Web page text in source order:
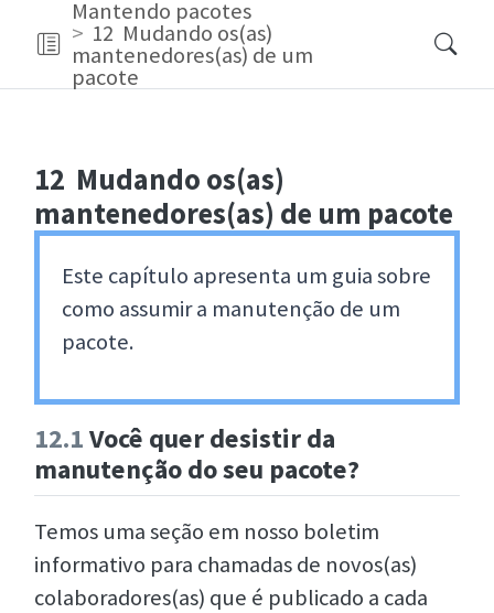
Mantendo pacotes
12 Mudando os(as)
mantenedores(as) de um
pacote
12 Mudando os(as)
mantenedores(as) de um pacote
Este capítulo apresenta um guia sobre
como assumir a manutenção de um
pacote.
12.1Você quer desistir da
manutenção do seu pacote?
Temos uma seção em nosso boletim
informativo para chamadas de novos(as)
colaboradores(as) que é publicado a cada